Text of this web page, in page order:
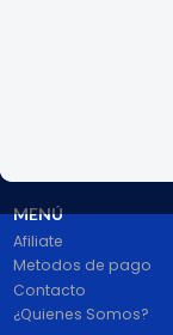
# 1 en
100% pago
MENÚ
Afiliate
Metodos de pago
Contacto
¿Quienes Somos?